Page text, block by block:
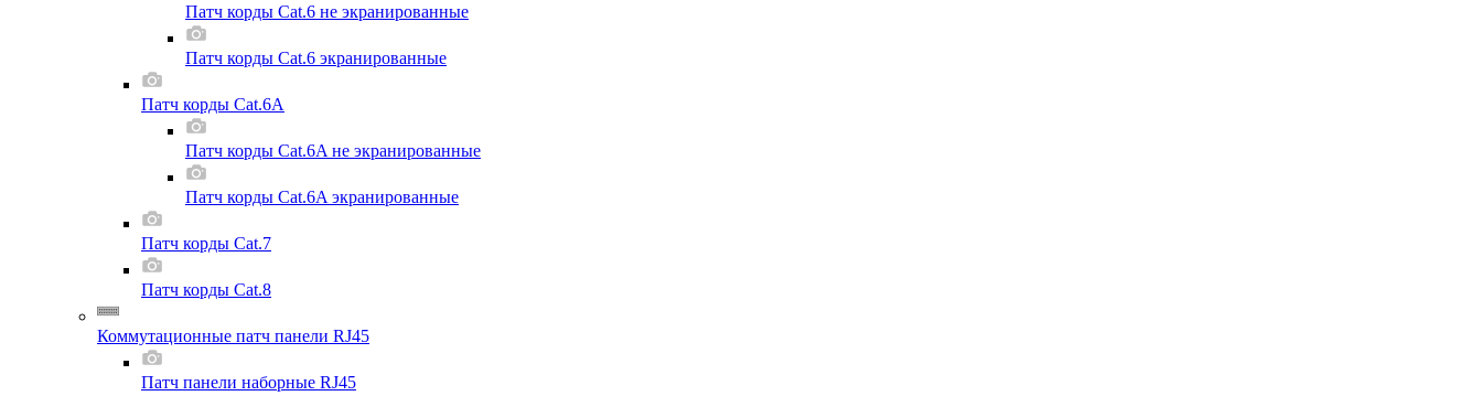
Патч корды Cat.6 не экранированные
Патч корды Cat.6 экранированные
Патч корды Cat.6A
Патч корды Cat.6A не экранированные
Патч корды Cat.6A экранированные
Патч корды Cat.7
Патч корды Cat.8
Коммутационные патч панели RJ45
Патч панели наборные RJ45